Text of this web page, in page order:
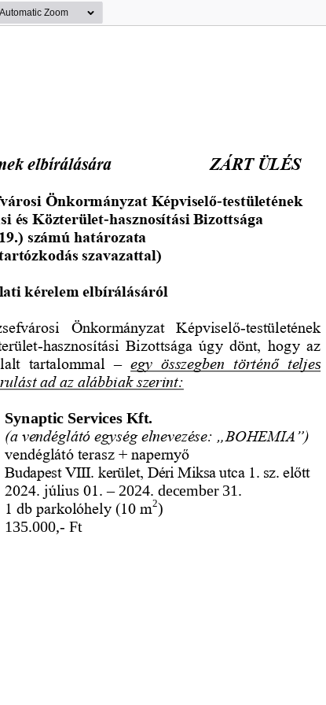
elbírálására ZÁRT ÜLÉS
Önkormányzat Képviselő-testületének
és Közterület-hasznosítási Bizottsága
számú határozata
szavazattal)
kérelem elbírálásáról
Önkormányzat  Képviselő-testületének
-hasznosítási  Bizottsága  úgy  dönt,  hogy  az
tartalommal – egy  összegben  történő  teljes
ad az alábbiak szerint:
Synaptic Services Kft.
(a vendéglátó egység elnevezése: „BOHEMIA”)
vendéglátó terasz + napernyő
Budapest VIII. kerület, Déri Miksa utca 1. sz. előtt
2024. július 01. – 2024. december 31.
1 db parkolóhely (10 m2)
135.000,- Ft